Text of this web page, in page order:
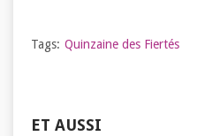
Tags: Quinzaine des Fiertés
ET AUSSI